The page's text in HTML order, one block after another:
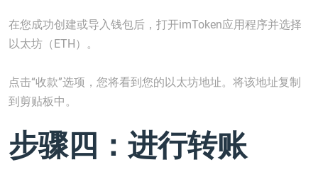
在您成功创建或导入钱包后，打开imToken应用程序并选择
以太坊（ETH）。
点击“收款”选项，您将看到您的以太坊地址。将该地址复制
到剪贴板中。
步骤四：进行转账